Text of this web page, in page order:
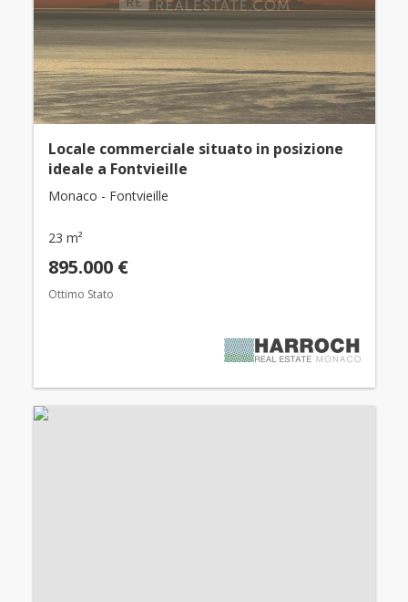
Locale commerciale situato in posizione
ideale a Fontvieille
Monaco - Fontvieille
23 m²
895.000 €
Ottimo Stato